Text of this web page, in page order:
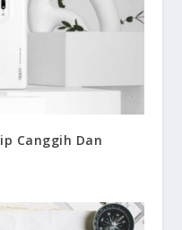
Canggih Dan